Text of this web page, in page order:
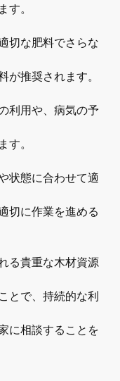
。
切な肥料でさらな
推奨されます。
利用や、病気の予
。
状態に合わせて適
切に作業を進める
る貴重な木材資源
とで、持続的な利
に相談することを